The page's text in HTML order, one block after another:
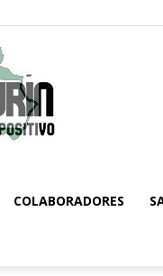
COLABORADORES